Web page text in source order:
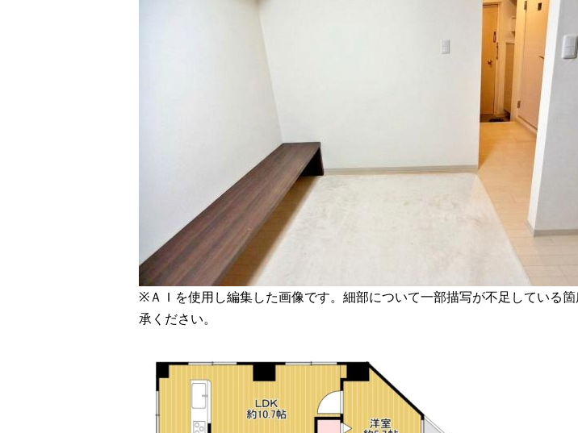
※ＡＩを使用し編集した画像です。細部について一部描写が不足している
承ください。